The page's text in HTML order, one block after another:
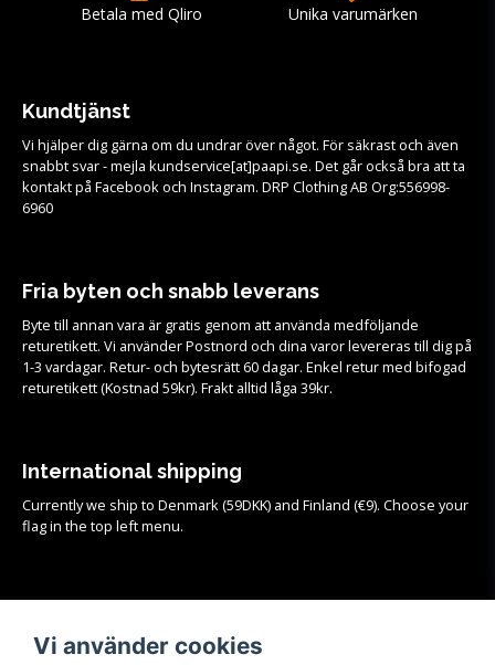
Betala med Qliro
Unika varumärken
Kundtjänst
Vi hjälper dig gärna om du undrar över något. För säkrast och även
snabbt svar - mejla kundservice[at]paapi.se. Det går också bra att ta
kontakt på Facebook och Instagram. DRP Clothing AB Org:556998-
6960
Fria byten och snabb leverans
Byte till annan vara är gratis genom att använda medföljande
returetikett. Vi använder Postnord och dina varor levereras till dig på
1-3 vardagar. Retur- och bytesrätt 60 dagar. Enkel retur med bifogad
returetikett (Kostnad 59kr). Frakt alltid låga 39kr.
International shipping
Currently we ship to Denmark (59DKK) and Finland (€9). Choose your
flag in the top left menu.
Se samtliga köpvillkor och mer info om frakt, retur och byten
Vi använder cookies